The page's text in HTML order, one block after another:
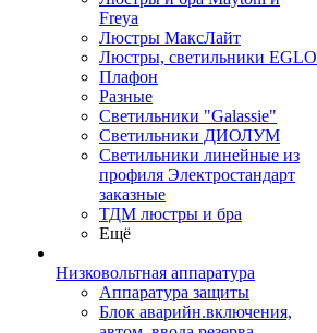
Freya
Люстры МаксЛайт
Люстры, светильники EGLO
Плафон
Разные
Светильники "Galassie"
Светильники ДИОЛУМ
Светильники линейные из
профиля Электростандарт
заказные
ТДМ люстры и бра
Ещё
Низковольтная аппаратура
Аппаратура защиты
Блок аварийн.включения,